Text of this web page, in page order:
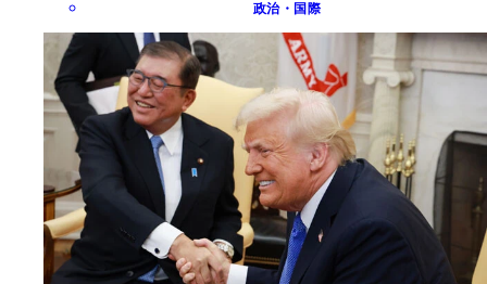
政治・国際